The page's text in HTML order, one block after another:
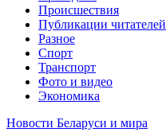
Происшествия
Публикации читателей
Разное
Спорт
Транспорт
Фото и видео
Экономика
Новости Беларуси и мира